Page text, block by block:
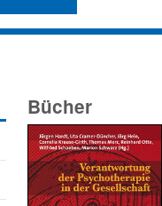
Bücher